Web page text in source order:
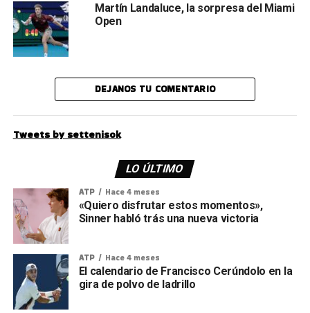
Martín Landaluce, la sorpresa del Miami
Open
DEJANOS TU COMENTARIO
Tweets by settenisok
LO ÚLTIMO
ATP Hace 4 meses
«Quiero disfrutar estos momentos»,
Sinner habló trás una nueva victoria
ATP Hace 4 meses
El calendario de Francisco Cerúndolo en la
gira de polvo de ladrillo